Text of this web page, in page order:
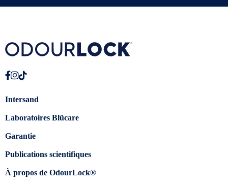
Intersand
Laboratoires Blücare
Garantie
Publications scientifiques
À propos de OdourLock®